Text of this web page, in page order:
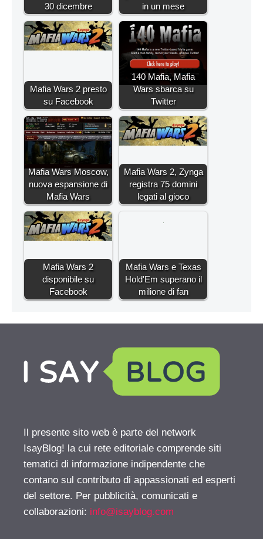
30 dicembre
in un mese
Mafia Wars 2 presto
su Facebook
140 Mafia, Mafia
Wars sbarca su
Twitter
Mafia Wars Moscow,
nuova espansione di
Mafia Wars
Mafia Wars 2, Zynga
registra 75 domini
legati al gioco
Mafia Wars 2
disponibile su
Facebook
Mafia Wars e Texas
Hold'Em superano il
milione di fan
Il presente sito web è parte del network
IsayBlog! la cui rete editoriale comprende siti
tematici di informazione indipendente che
contano sul contributo di appassionati ed esperti
del settore. Per pubblicità, comunicati e
collaborazioni: info@isayblog.com